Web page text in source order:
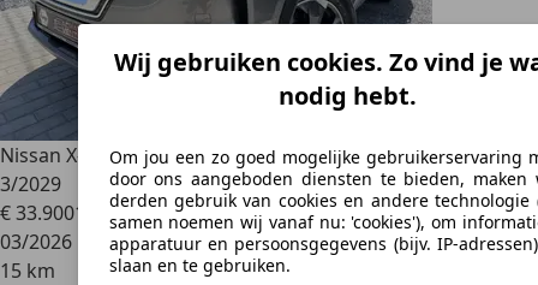
Wij gebruiken cookies. Zo vind je
nodig hebt.
Om jou een zo goed mogelijke gebruikerservaring
door ons aangeboden diensten te bieden, maken
derden gebruik van cookies en andere technologie
samen noemen wij vanaf nu: 'cookies'), om
apparatuur en persoonsgegevens (bijv. IP-
slaan en te gebruiken.
Nissan X-Trail1.5TMHEV N-Connecta+🔝7pl. X-tronic🔝Gar
3/2029
€ 33.9001
03/2026
15 km